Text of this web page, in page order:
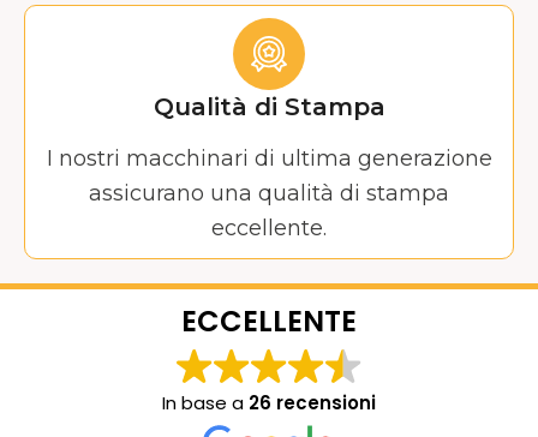
Qualità di Stampa
I nostri macchinari di ultima generazione
assicurano una qualità di stampa
eccellente.
ECCELLENTE
In base a 26 recensioni